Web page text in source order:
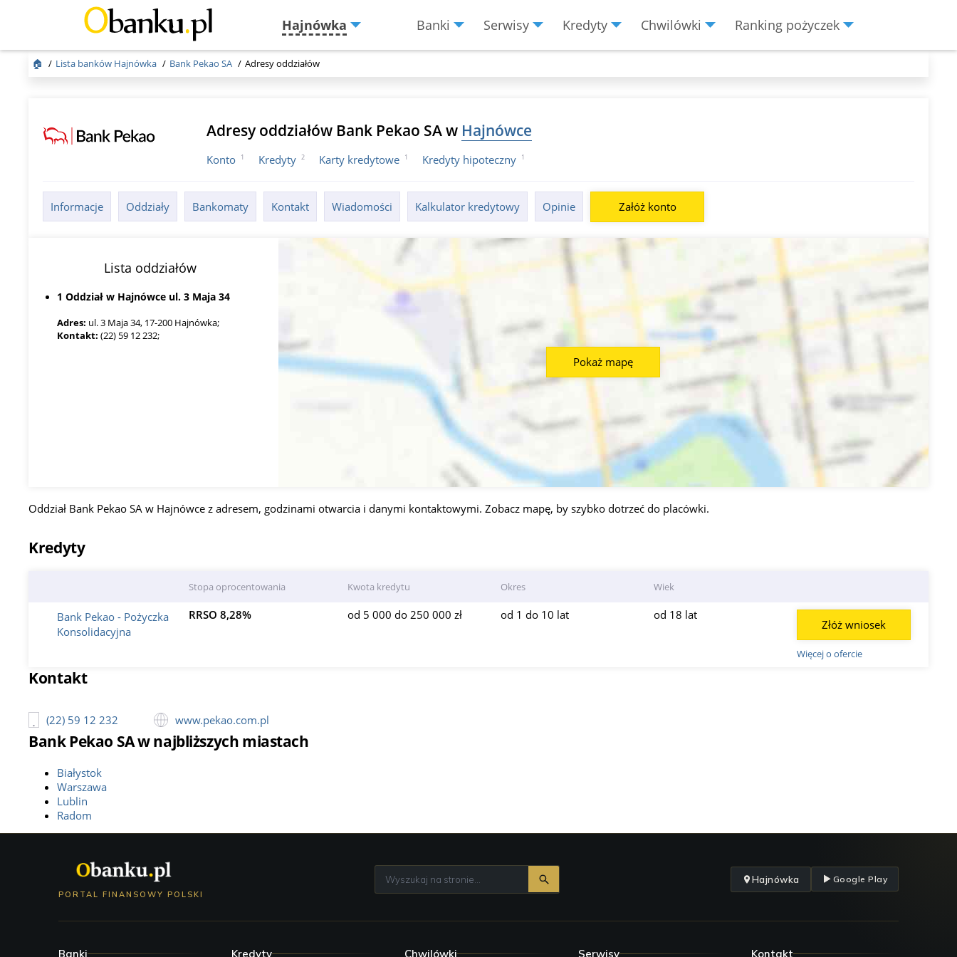
Hajnówka Banki Serwisy Kredyty Chwilówki Ranking pożyczek
Menu
🏠 Lista banków Hajnówka Bank Pekao SA Adresy oddziałów
Adresy oddziałów Bank Pekao SA w Hajnówce
Konto 1 Kredyty 2 Karty kredytowe 1 Kredyty hipoteczny 1
Informacje Oddziały Bankomaty Kontakt Wiadomości Kalkulator kredytowy Opinie Załóż konto
Lista oddziałów
1 Oddział w Hajnówce ul. 3 Maja 34
Adres: ul. 3 Maja 34, 17-200 Hajnówka;
Kontakt: (22) 59 12 232;
Pokaż mapę
Oddział Bank Pekao SA w Hajnówce z adresem, godzinami otwarcia i danymi kontaktowymi. Zobacz mapę, by szybko dotrzeć do placówki.
Kredyty
Stopa oprocentowania Kwota kredytu Okres Wiek
Bank Pekao - Pożyczka
Konsolidacyjna
RRSO 8,28% od 5 000 do 250 000 zł od 1 do 10 lat od 18 lat
Więcej o ofercie
Złóż wniosek
Kontakt
(22) 59 12 232 www.pekao.com.pl
Bank Pekao SA w najbliższych miastach
Białystok
Warszawa
Lublin
Radom
PORTAL FINANSOWY POLSKI
Hajnówka Google Play
Banki Kredyty Chwilówki Serwisy Kontakt